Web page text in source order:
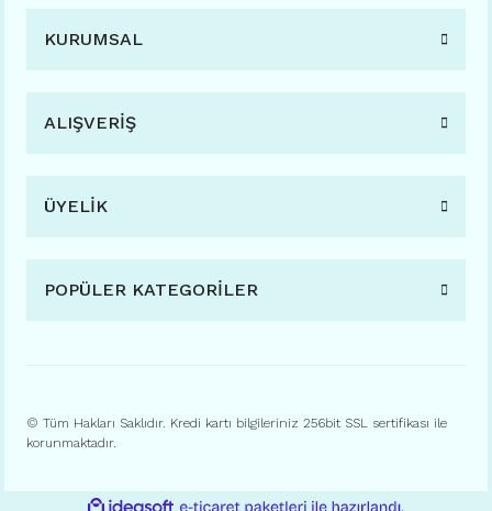
KURUMSAL
ALIŞVERİŞ
ÜYELİK
POPÜLER KATEGORİLER
© Tüm Hakları Saklıdır. Kredi kartı bilgileriniz 256bit SSL sertifikası ile
korunmaktadır.
ideasoft e-